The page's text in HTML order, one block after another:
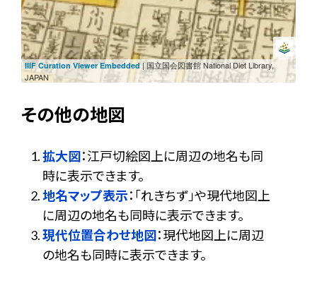
IIIF Curation Viewer Embedded| 国立国会図書館 National Diet Library,
JAPAN
その他の地図
拡大図：江戸切絵図上に周辺の地名も同
時に表示できます。
地名マップ表示：「れきちず」や現代地図上
に周辺の地名も同時に表示できます。
現代位置合わせ地図：現代地図上に周辺
の地名も同時に表示できます。